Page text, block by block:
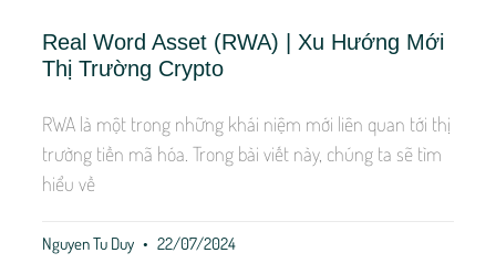
Real Word Asset (RWA) | Xu Hướng Mới
Thị Trường Crypto
RWA là một trong những khái niệm mới liên quan tới thị
trường tiền mã hóa. Trong bài viết này, chúng ta sẽ tìm
hiểu về
Nguyen Tu Duy 22/07/2024